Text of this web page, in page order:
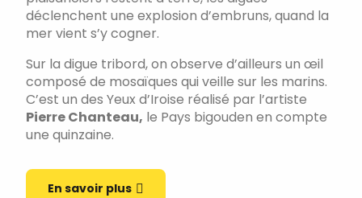
déclenchent une explosion d’embruns, quand la
mer vient s’y cogner.
Sur la digue tribord, on observe d’ailleurs un œil
composé de mosaïques qui veille sur les marins.
C’est un des Yeux d’Iroise réalisé par l’artiste
Pierre Chanteau, le Pays bigouden en compte
une quinzaine.
En savoir plus